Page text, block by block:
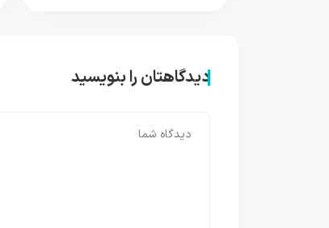
دیدگاهتان را بنویسید